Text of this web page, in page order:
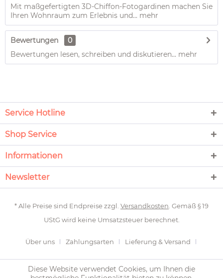
Mit maßgefertigten 3D-Chiffon-Fotogardinen machen Sie
Ihren Wohnraum zum Erlebnis und... mehr
Bewertungen
0
Bewertungen lesen, schreiben und diskutieren... mehr
Service Hotline
Shop Service
Informationen
Newsletter
* Alle Preise sind Endpreise zzgl. Versandkosten. Gemäß § 19
UStG wird keine Umsatzsteuer berechnet.
Über uns Zahlungsarten Lieferung & Versand
Newsletter Rückgabe Kontakt Gardinen messen
Diese Website verwendet Cookies, um Ihnen die